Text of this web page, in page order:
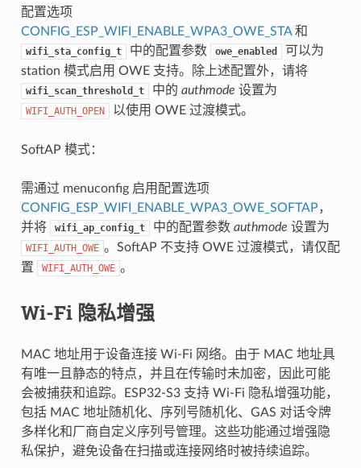
配置选项
CONFIG_ESP_WIFI_ENABLE_WPA3_OWE_STA和
wifi_sta_config_t 中的配置参数 owe_enabled
可以为
station 模式启用 OWE 支持。除上述配置外，请将
wifi_scan_threshold_t 中的 authmode 设置为
WIFI_AUTH_OPEN 以使用 OWE 过渡模式。
SoftAP 模式：
需通过 menuconfig 启用配置选项
CONFIG_ESP_WIFI_ENABLE_WPA3_OWE_SOFTAP，
并将
wifi_ap_config_t 中的配置参数 authmode 设置为
WIFI_AUTH_OWE 。SoftAP 不支持 OWE 过渡模式，请仅配
置
WIFI_AUTH_OWE 。
Wi-Fi 隐私增强
MAC 地址用于设备连接 Wi-Fi 网络。由于 MAC 地址具
有唯一且静态的特点，并且在传输时未加密，因此可能
会被捕获和追踪。ESP32-S3 支持 Wi-Fi 隐私增强功能，
包括 MAC 地址随机化、序列号随机化、GAS 对话令牌
多样化和厂商自定义序列号管理。这些功能通过增强隐
私保护，避免设备在扫描或连接网络时被持续追踪。